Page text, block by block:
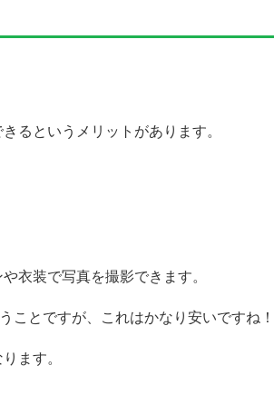
るというメリットがあります。
衣装で写真を撮影できます。
ことですが、これはかなり安いですね！
ます。